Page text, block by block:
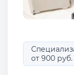
от 900 руб.